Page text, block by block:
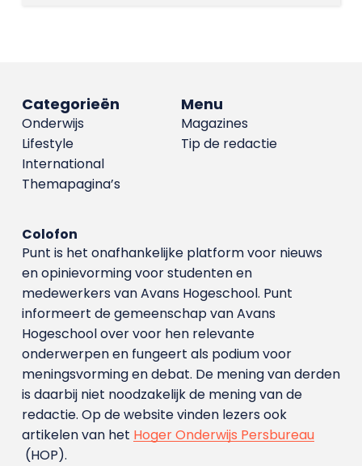
Menu
Magazines
Tip de redactie
Categorieën
Onderwijs
Lifestyle
International
Themapagina’s
Colofon
Punt is het onafhankelijke platform voor nieuws
en opinievorming voor studenten en
medewerkers van Avans Hoge­school. Punt
informeert de gemeenschap van Avans
Hogeschool over voor hen relevante
onderwerpen en fungeert als podium voor
meningsvorming en debat. De mening van derden
is daarbij niet noodzakelijk de mening van de
redactie. Op de website vinden lezers ook
artikelen van het Hoger Onderwijs Persbureau
(HOP).